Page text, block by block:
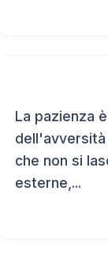
La pazienza
che non si
esterne,...